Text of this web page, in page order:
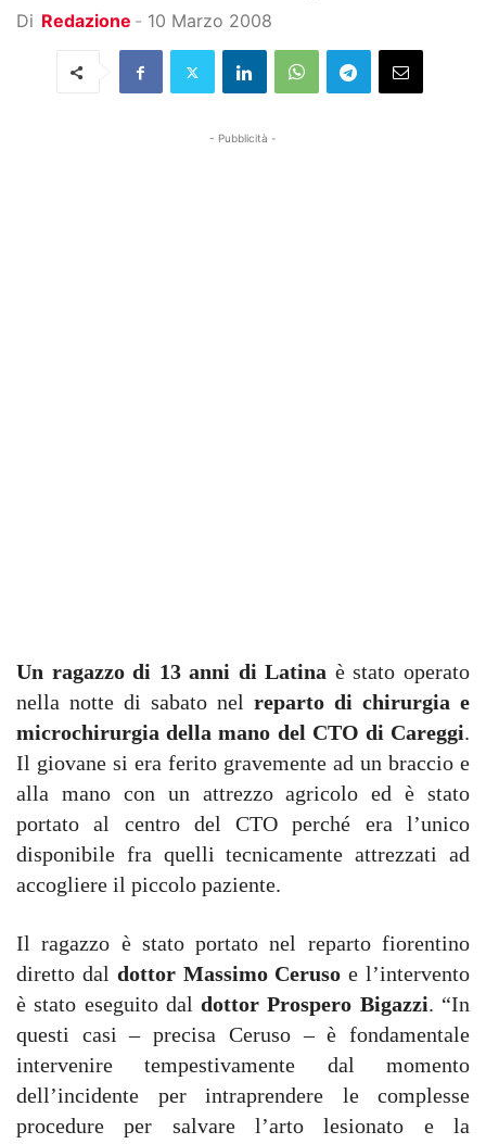
Di Redazione - 10 Marzo 2008
- Pubblicità -
Un ragazzo di 13 anni di Latina è stato operato
nella notte di sabato nel reparto di chirurgia e
microchirurgia della mano del CTO di Careggi.
Il giovane si era ferito gravemente ad un braccio e
alla mano con un attrezzo agricolo ed è stato
portato al centro del CTO perché era l’unico
disponibile fra quelli tecnicamente attrezzati ad
accogliere il piccolo paziente.
Il ragazzo è stato portato nel reparto fiorentino
diretto dal dottor Massimo Ceruso e l’intervento
è stato eseguito dal dottor Prospero Bigazzi. “In
questi casi – precisa Ceruso – è fondamentale
intervenire tempestivamente dal momento
dell’incidente per intraprendere le complesse
procedure per salvare l’arto lesionato e la